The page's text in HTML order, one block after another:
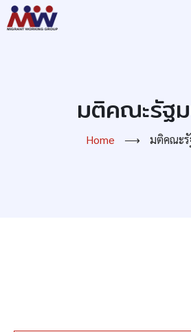
Skip
to
มติคณะรัฐ
Home ⟶ มติคณะ